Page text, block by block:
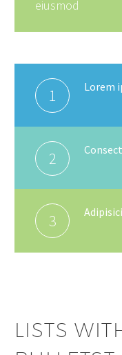
eiusmod
1 Lorem
2
3
LISTS